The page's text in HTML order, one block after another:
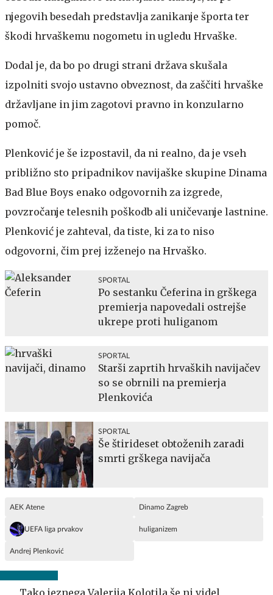
njegovih besedah predstavlja zanikanje športa ter
škodi hrvaškemu nogometu in ugledu Hrvaške.
Dodal je, da bo po drugi strani država skušala
izpolniti svojo ustavno obveznost, da zaščiti hrvaške
državljane in jim zagotovi pravno in konzularno
pomoč.
Plenković je še izpostavil, da ni realno, da je vseh
približno sto pripadnikov navijaške skupine Dinama
Bad Blue Boys enako odgovornih za izgrede,
povzročanje telesnih poškodb ali uničevanje lastnine.
Plenković je zahteval, da tiste, ki za to niso
odgovorni, čim prej izženejo na Hrvaško.
SPORTAL
Po sestanku Čeferina in grškega
premierja napovedali ostrejše
ukrepe proti huliganom
SPORTAL
Starši zaprtih hrvaških navijačev
so se obrnili na premierja
Plenkovića
SPORTAL
Še štirideset obtoženih zaradi
smrti grškega navijača
AEK Atene Dinamo Zagreb
UEFA liga prvakov huliganizem
Andrej Plenković
Tako jeznega Valerija Kolotila še ni videl,